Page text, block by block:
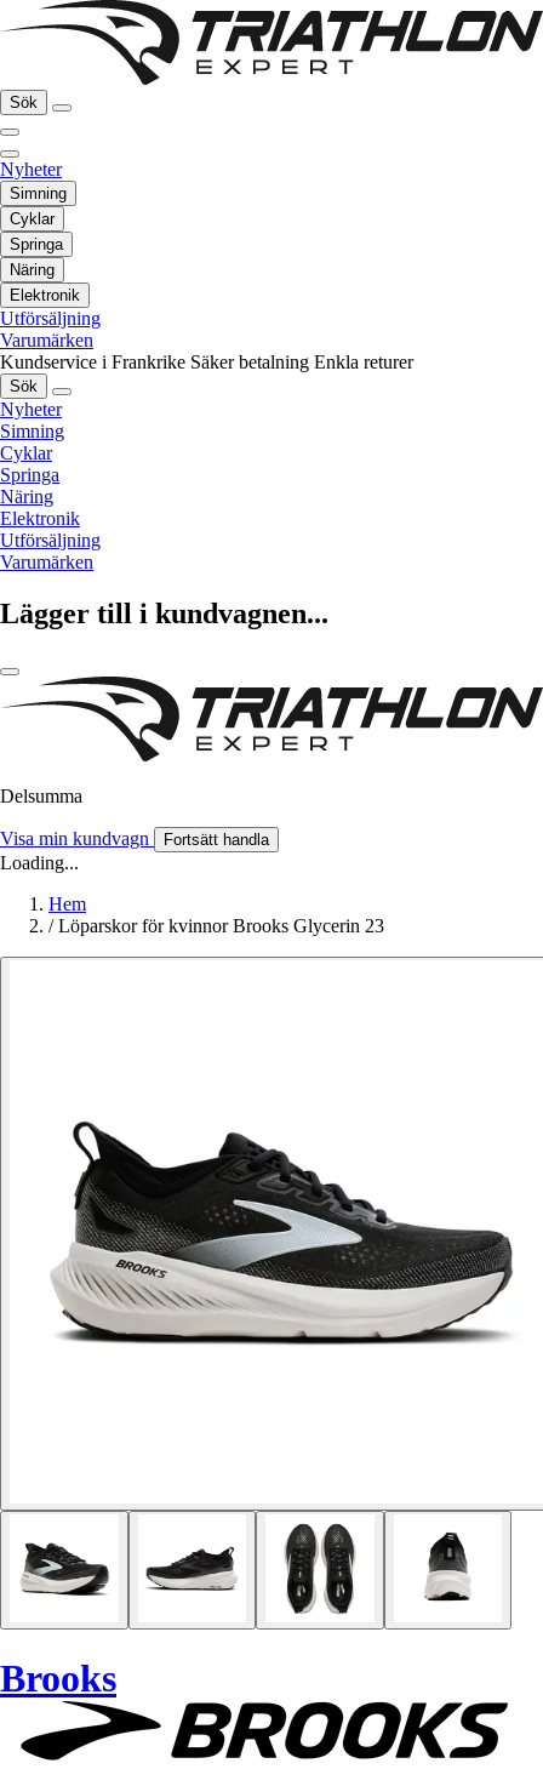
Sök
Nyheter
Simning
Cyklar
Springa
Näring
Elektronik
Utförsäljning
Varumärken
Kundservice i Frankrike Säker betalning Enkla returer
Sök
Nyheter
Simning
Cyklar
Springa
Näring
Elektronik
Utförsäljning
Varumärken
Lägger till i kundvagnen...
Delsumma
Visa min kundvagn Fortsätt handla
Loading...
Hem
/ Löparskor för kvinnor Brooks Glycerin 23
Brooks